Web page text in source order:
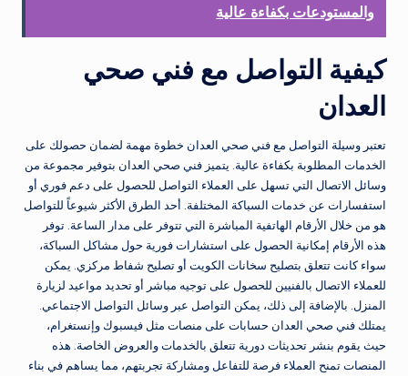
والمستودعات بكفاءة عالية
كيفية التواصل مع فني صحي
العدان
تعتبر وسيلة التواصل مع فني صحي العدان خطوة مهمة لضمان حصولك على
الخدمات المطلوبة بكفاءة عالية. يتميز فني صحي العدان بتوفير مجموعة من
وسائل الاتصال التي تسهل على العملاء التواصل للحصول على دعم فوري أو
استفسارات عن خدمات السباكة المختلفة. أحد الطرق الأكثر شيوعاً للتواصل
هو من خلال الأرقام الهاتفية المباشرة التي تتوفر على مدار الساعة. توفر
هذه الأرقام إمكانية الحصول على استشارات فورية حول مشاكل السباكة،
سواء كانت تتعلق بتصليح سخانات الكويت أو تصليح شفاط مركزي. يمكن
للعملاء الاتصال بالفنيين للحصول على توجيه مباشر أو تحديد مواعيد لزيارة
المنزل. بالإضافة إلى ذلك، يمكن التواصل عبر وسائل التواصل الاجتماعي.
يمتلك فني صحي العدان حسابات على منصات مثل فيسبوك وإنستغرام،
حيث يقوم بنشر تحديثات دورية تتعلق بالخدمات والعروض الخاصة. هذه
المنصات تمنح العملاء فرصة للتفاعل ومشاركة تجربتهم، مما يساهم في بناء